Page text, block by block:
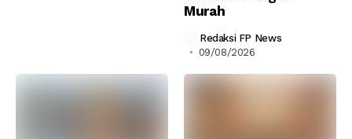
Murah
Redaksi FP News
09/08/2026